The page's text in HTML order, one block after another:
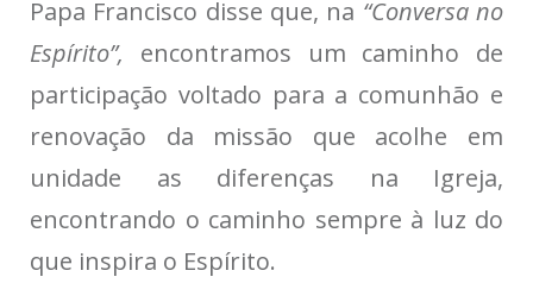
Papa Francisco disse que, na “Conversa no
Espírito”, encontramos um caminho de
participação voltado para a comunhão e
renovação da missão que acolhe em
unidade as diferenças na Igreja,
encontrando o caminho sempre à luz do
que inspira o Espírito.